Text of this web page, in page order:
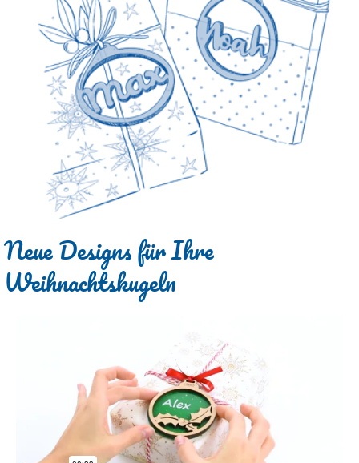
Neue Designs für Ihre
Weihnachtskugeln